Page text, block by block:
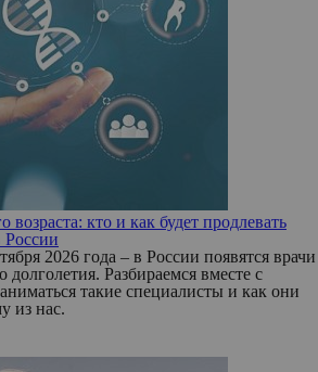
возраста: кто и как будет продлевать
России
2026 года – в России появятся врачи
Разбираемся вместе с
такие специалисты и как они
из нас.